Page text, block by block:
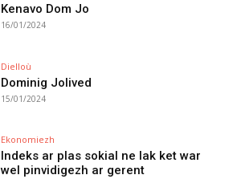
Kenavo Dom Jo
16/01/2024
Dielloù
Dominig Jolived
15/01/2024
Ekonomiezh
Indeks ar plas sokial ne lak ket war
wel pinvidigezh ar gerent